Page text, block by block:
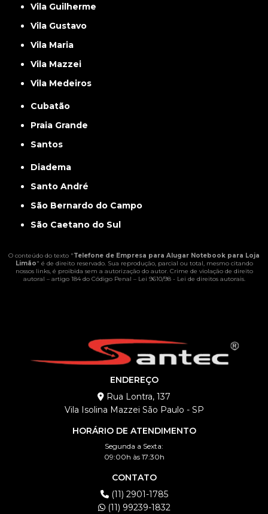
Vila Guilherme
Vila Gustavo
Vila Maria
Vila Mazzei
Vila Medeiros
Cubatão
Praia Grande
Santos
Diadema
Santo André
São Bernardo do Campo
São Caetano do Sul
O conteúdo do texto "Telefone de Empresa para Alugar Notebook para Loja
Limão" é de direito reservado. Sua reprodução, parcial ou total, mesmo citando
nossos links, é proibida sem a autorização do autor. Crime de violação de direito
autoral – artigo 184 do Código Penal – Lei 9610/98 - Lei de direitos autorais.
ENDEREÇO
Rua Lontra, 137
Vila Isolina Mazzei São Paulo - SP
HORÁRIO DE ATENDIMENTO
Segunda a Sexta:
09:00h às 17:30h
CONTATO
(11) 2901-1785
(11) 99239-1832